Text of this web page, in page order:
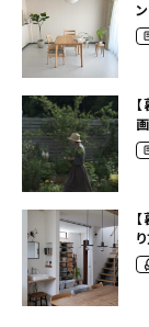
About
会社概要
プライバシーポリ
お問い合わせ